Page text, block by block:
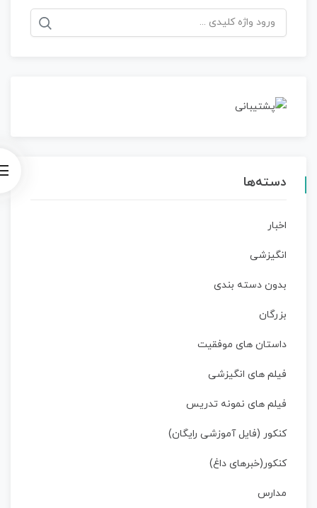
جستجو
برای:
دسته‌ها
اخبار
انگیزشی
بدون دسته بندی
بزرگان
داستان‌ های موفقیت
فیلم های انگیزشی
فیلم های نمونه تدریس
کنکور (فایل آموزشی رایگان)
کنکور(خبرهای داغ)
مدارس